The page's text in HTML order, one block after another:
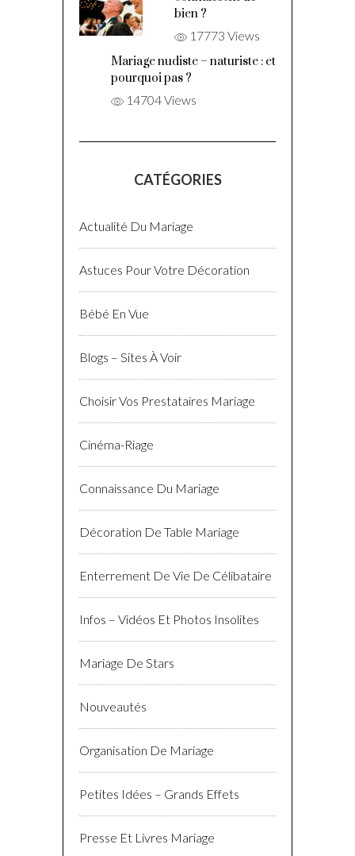
bien ?
17773 Views
Mariage nudiste – naturiste : et
pourquoi pas ?
14704 Views
CATÉGORIES
Actualité Du Mariage
Astuces Pour Votre Décoration
Bébé En Vue
Blogs – Sites À Voir
Choisir Vos Prestataires Mariage
Cinéma-Riage
Connaissance Du Mariage
Décoration De Table Mariage
Enterrement De Vie De Célibataire
Infos – Vidéos Et Photos Insolites
Mariage De Stars
Nouveautés
Organisation De Mariage
Petites Idées – Grands Effets
Presse Et Livres Mariage